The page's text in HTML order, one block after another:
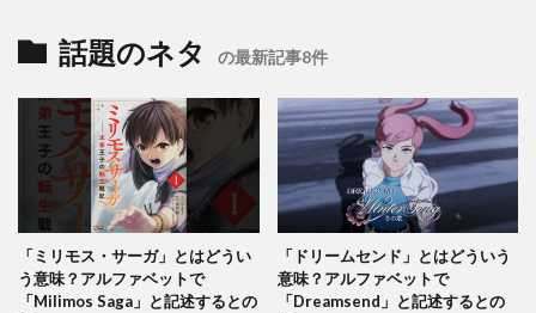
話題のネタ の最新記事8件
「ミリモス・サーガ」とはどうい
う意味？アルファベットで
「Milimos Saga」と記述するとの
「ドリームセンド」とはどういう
意味？アルファベットで
「Dreamsend」と記述するとの